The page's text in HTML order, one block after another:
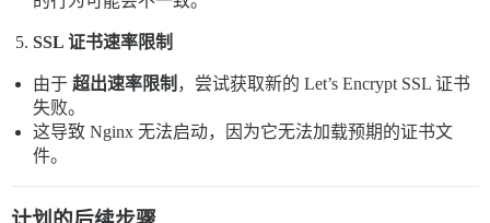
SSL 证书速率限制
由于 超出速率限制 ，尝试获取新的 Let’s Encrypt SSL 证书
失败。
这导致 Nginx 无法启动，因为它无法加载预期的证书文
件。